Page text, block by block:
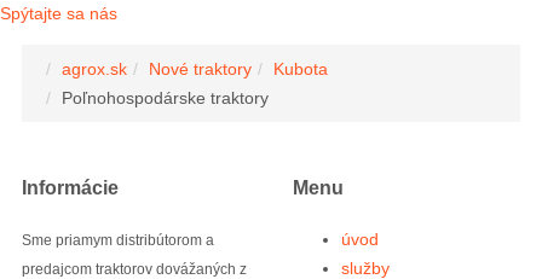
Spýtajte sa nás
agrox.sk Nové traktory
Kubota
Poľnohospodárske traktory
Informácie
Sme priamym distribútorom a
predajcom traktorov dovážaných z
Menu
úvod
služby